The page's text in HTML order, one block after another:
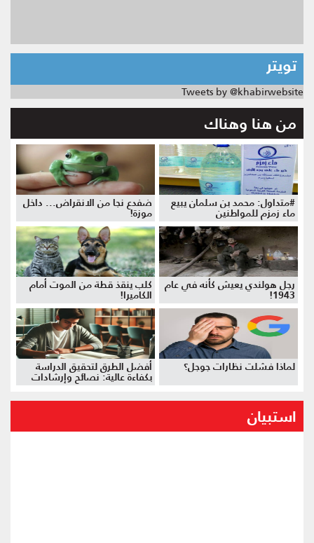
تويتر
Tweets by @khabirwebsite
من هنا وهناك
#متداول: محمد بن سلمان يبيع
ماء زمزم للمواطنين
ضفدع نجا من الانقراض... داخل
موزة!
رجل هولندي يعيش كأنه في عام
1943!
كلب ينقذ قطة من الموت أمام
الكاميرا!
لماذا فشلت نظارات جوجل؟ أفضل الطرق لتحقيق الدراسة
بكفاءة عالية: نصائح وإرشادات
استبيان